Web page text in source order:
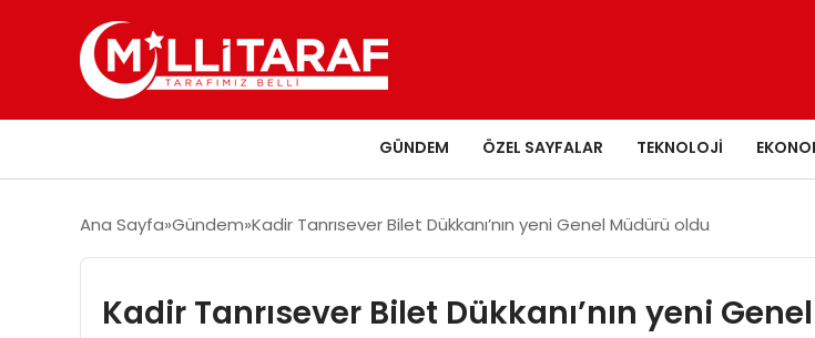
GÜNDEM ÖZEL SAYFALAR TEKNOLOJI
Ana Sayfa Gündem Kadir Tanrısever Bilet Dükkanı’nın yeni Genel Müdürü oldu
Kadir Tanrısever Bilet Dükkanı’nın yeni